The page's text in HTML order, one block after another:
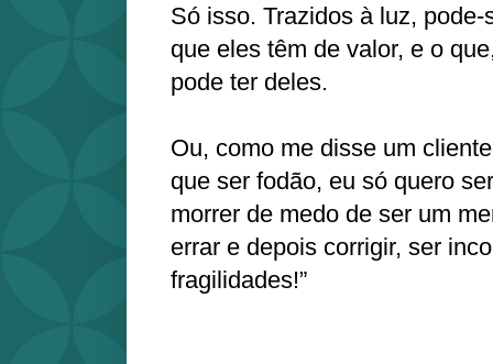
Só isso. Trazidos à luz,
que eles têm de valor, e o
pode ter deles.
Ou, como me disse um
que ser fodão, eu só quero
morrer de medo de ser um
errar e depois corrigir, ser
fragilidades!”